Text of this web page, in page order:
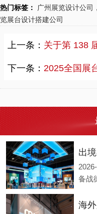
热门标签： 广州展览设计公司
览展台设计搭建公司
上一条： 关于第 138 届广交
下一条： 2025全国展台搭建公